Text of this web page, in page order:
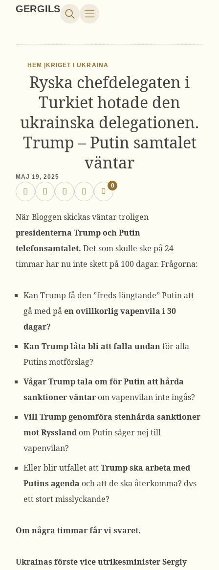
GERGILS
HEM | KRIGET I UKRAINA
Ryska chefdelegaten i
Turkiet hotade den
ukrainska delegationen.
Trump – Putin samtalet
väntar
MAJ 19, 2025
0
När Bloggen skickas väntar troligen
presidenterna Trump och Putin
telefonsamtalet. Det som skulle ske på 24
timmar har nu inte skett på 100 dagar. Frågorna:
Kan Trump få den ”freds-längtande” Putin att
gå med påen ovillkorlig vapenvila i 30
dagar?
Kan Trump låta bli att falla undanför alla
Putins motförslag?
Vågar Trump tala om för Putin att hårda
sanktioner väntar om vapenvilan inte ingås?
Vill Trump genomföra stenhårda sanktioner
mot Rysslandom Putin säger nej till
vapenvilan?
Eller blir utfallet attTrump ska arbeta med
Putins agenda och att de ska återkomma? dvs
ett stort misslyckande?
Om några timmar får vi svaret.
Ukrainas förste vice utrikesminister Sergiy